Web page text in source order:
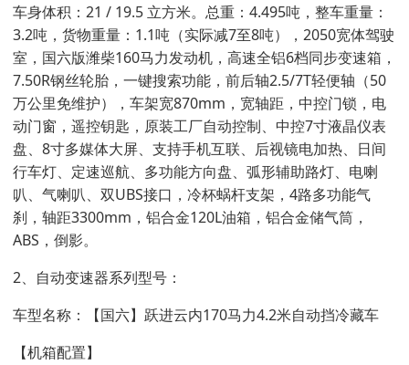
车身体积：21 / 19.5 立方米。总重：4.495吨，整车重量：
3.2吨，货物重量：1.1吨（实际减7至8吨），2050宽体驾驶
室，国六版潍柴160马力发动机，高速全铝6档同步变速箱，
7.50R钢丝轮胎，一键搜索功能，前后轴2.5/7T轻便轴（50
万公里免维护），车架宽870mm，宽轴距，中控门锁，电
动门窗，遥控钥匙，原装工厂自动控制、中控7寸液晶仪表
盘、8寸多媒体大屏、支持手机互联、后视镜电加热、日间
行车灯、定速巡航、多功能方向盘、弧形辅助路灯、电喇
叭、气喇叭、双UBS接口，冷杯蜗杆支架，4路多功能气
刹，轴距3300mm，铝合金120L油箱，铝合金储气筒，
ABS，倒影。
2、自动变速器系列型号：
车型名称：【国六】跃进云内170马力4.2米自动挡冷藏车
【机箱配置】